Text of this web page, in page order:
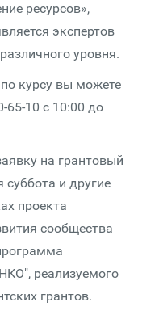
ресурсов»,
экспертов
уровня.
курсу вы можете
65-10 с 10:00 до
на грантовый
и другие
проекта
сообщества
реализуемого
грантов.